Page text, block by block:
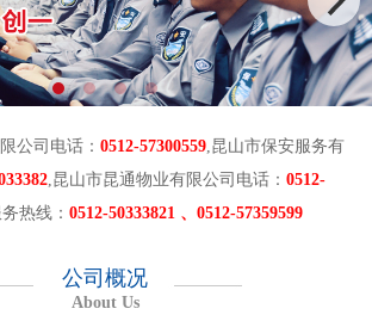
公司电话： 0512-57300559,昆山市保安服务有
,昆山市昆通物业有限公司电话： 0512-
热线： 0512-50333821 、0512-57359599
公司概况
About Us